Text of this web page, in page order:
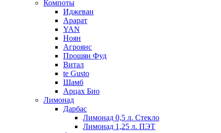
Компоты
Иджеван
Арарат
YAN
Ноян
Агроянс
Прошян Фуд
Витал
te Gusto
Шамб
Арцах Био
Лимонад
Дарбас
Лимонад 0,5 л. Стекло
Лимонад 1,25 л. ПЭТ